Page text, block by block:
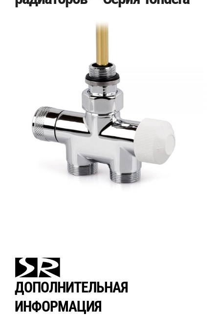
ДОПОЛНИТЕЛЬНАЯ
ИНФОРМАЦИЯ